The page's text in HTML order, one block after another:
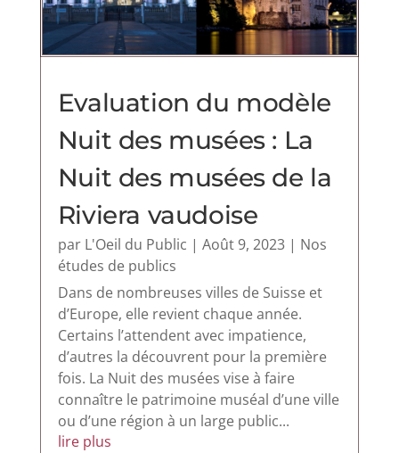
Evaluation du modèle
Nuit des musées : La
Nuit des musées de la
Riviera vaudoise
par L'Oeil du Public | Août 9, 2023| Nos
études de publics
Dans de nombreuses villes de Suisse et
d’Europe, elle revient chaque année.
Certains l’attendent avec impatience,
d’autres la découvrent pour la première
fois. La Nuit des musées vise à faire
connaître le patrimoine muséal d’une ville
ou d’une région à un large public...
lire plus